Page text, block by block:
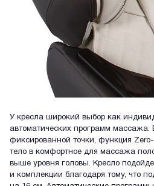
У кресла широкий выбор как
автоматических программ
фиксированной точки, функция
тело в комфортное для массажа
выше уровня головы. Кресло
и комплекции благодаря тому, что